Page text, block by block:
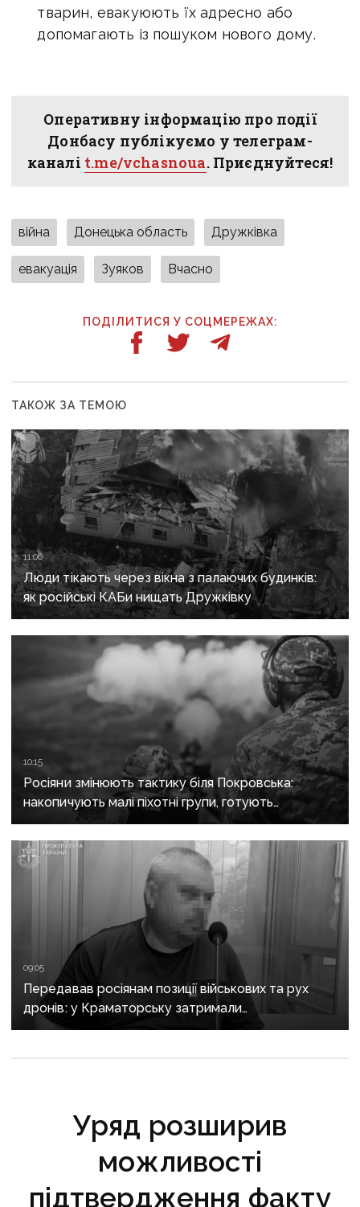
тварин, евакуюють їх адресно або
допомагають із пошуком нового дому.
Оперативну інформацію про події
Донбасу публікуємо у телеграм-
каналі t.me/vchasnoua. Приєднуйтеся!
війна Донецька область Дружківка
евакуація Зуяков Вчасно
ПОДІЛИТИСЯ У СОЦМЕРЕЖАХ:
ТАКОЖ ЗА ТЕМОЮ
11:06
Люди тікають через вікна з палаючих будинків:
як російські КАБи нищать Дружківку
10:15
Росіяни змінюють тактику біля Покровська:
накопичують малі піхотні групи, готують
бронештурми та намагаються перерізати
логістику
09:05
Передавав росіянам позиції військових та рух
дронів: у Краматорську затримали
адміністратора Telegram-каналу
Уряд розширив
можливості
підтвердження факту